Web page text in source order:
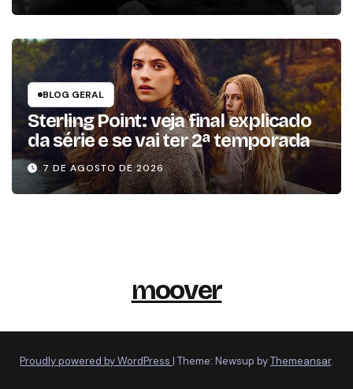
BLOG GERAL
Sterling Point: veja final explicado
da série e se vai ter 2ª temporada
7 DE AGOSTO DE 2026
moover
Proudly powered by WordPress | Theme: Newsup byThemeansar.